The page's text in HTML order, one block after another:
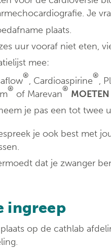
Je
plaats.
uur vooraf niet eten,
mee:
®, Cardioaspirine®,
® of Marevan®
je pas een tot twee
je ook best met
dat je zwanger
ingreep
op de cathlab